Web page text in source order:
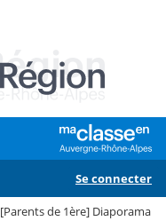
Se connecter
[Parents de 1ère] Diaporama